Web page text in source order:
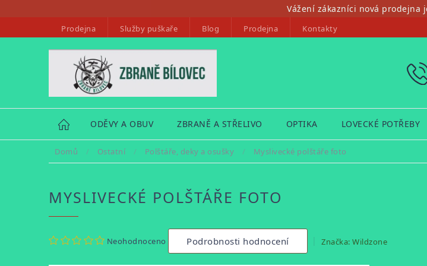
Vážení zákazníci nová prodejna
Prodejna Služby puškaře Blog Prodejna Kontakty
HOME ODĚVY A OBUV ZBRANĚ A STŘELIVO OPTIKA LOVECKÉ POTŘEBY
Domů / Ostatní / Polštáře, deky a osušky / Myslivecké polštáře foto
MYSLIVECKÉ POLŠTÁŘE FOTO
hodnocení
Neohodnoceno Podrobnosti hodnocení Značka: Wildzone